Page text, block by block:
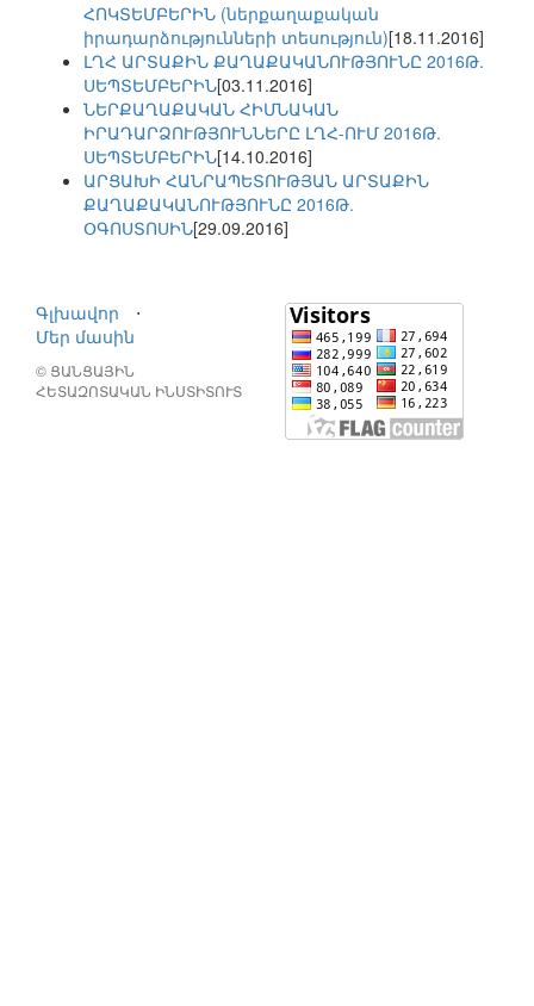
ՀՈԿՏԵՄԲԵՐԻՆ (ներքաղաքական
իրադարձությունների տեսություն)[18.11.2016]
ԼՂՀ ԱՐՏԱՔԻՆ ՔԱՂԱՔԱԿԱՆՈՒԹՅՈՒՆԸ 2016Թ.
ՍԵՊՏԵՄԲԵՐԻՆ[03.11.2016]
ՆԵՐՔԱՂԱՔԱԿԱՆ ՀԻՄՆԱԿԱՆ
ԻՐԱԴԱՐՁՈՒԹՅՈՒՆՆԵՐԸ ԼՂՀ-ՈՒՄ 2016Թ.
ՍԵՊՏԵՄԲԵՐԻՆ[14.10.2016]
ԱՐՑԱԽԻ ՀԱՆՐԱՊԵՏՈՒԹՅԱՆ ԱՐՏԱՔԻՆ
ՔԱՂԱՔԱԿԱՆՈՒԹՅՈՒՆԸ 2016Թ.
ՕԳՈՍՏՈՍԻՆ[29.09.2016]
Գլխավոր
⋅
Մեր մասին
© ՑԱՆՑԱՅԻՆ
ՀԵՏԱԶՈՏԱԿԱՆ ԻՆՍՏԻՏՈՒՏ